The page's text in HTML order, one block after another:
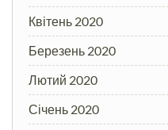
Квітень 2020
Березень 2020
Лютий 2020
Січень 2020